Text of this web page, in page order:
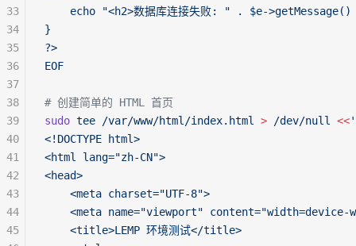
echo "<h2>数据库连接失败: " . $e-
}
?>
EOF
# 创建简单的 HTML 首页
sudo tee /var/www/html/index.html > /dev/null <<
<!DOCTYPE html>
<html lang="zh-CN">
<head>
    <meta charset="UTF-8">
<meta name="viewport" content="width=device-
    <title>LEMP 环境测试</title>
33
34
35
36
37
38
39
40
41
42
43
44
45